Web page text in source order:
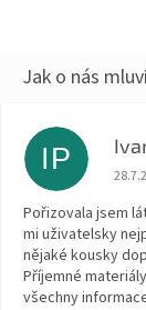
IP
Pořizovala jsem
mi uživatelsky
nějaké kousky
Příjemné
všechny